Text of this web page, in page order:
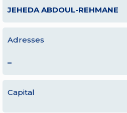
JEHEDA ABDOUL-REHMANE
Adresses
–
Capital